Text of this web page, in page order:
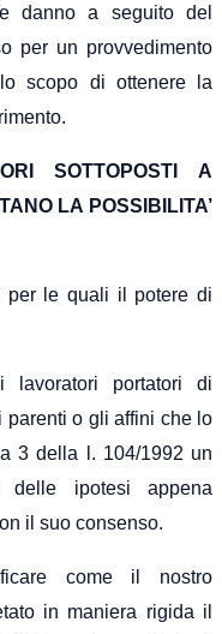
danno a seguito del
per un provvedimento
scopo di ottenere la
SOTTOPOSTI A
LA POSSIBILITA’
per le quali il potere di
lavoratori portatori di
parenti o gli affini che lo
3 della l. 104/1992 un
delle ipotesi appena
il suo consenso.
come il nostro
in maniera rigida il